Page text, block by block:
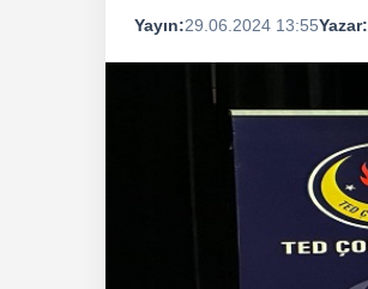
Yayın:29.06.2024 13:55Yazar: